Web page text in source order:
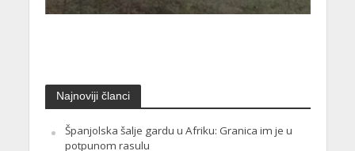
Najnoviji članci
Španjolska šalje gardu u Afriku: Granica im je u
potpunom rasulu